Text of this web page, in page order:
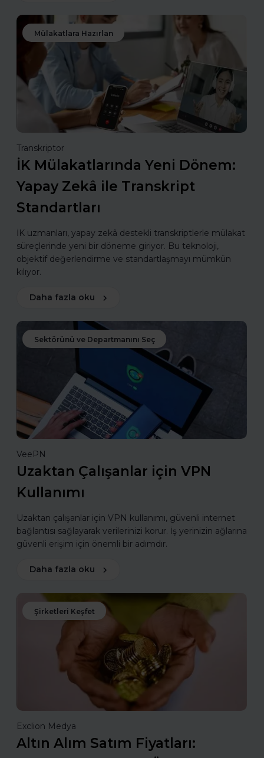
Mülakatlara Hazırlan
Transkriptor
İK Mülakatlarında Yeni Dönem:
Yapay Zekâ ile Transkript
Standartları
İK uzmanları, yapay zekâ destekli transkriptlerle mülakat
süreçlerinde yeni bir döneme giriyor. Bu teknoloji,
objektif değerlendirme ve standartlaşmayı mümkün
kılıyor.
Daha fazla oku
Sektörünü ve Departmanını Seç
VeePN
Uzaktan Çalışanlar için VPN
Kullanımı
Uzaktan çalışanlar için VPN kullanımı, güvenli internet
bağlantısı sağlayarak verilerinizi korur. İş yerinizin ağlarına
güvenli erişim için önemli bir adımdır.
Daha fazla oku
Şirketleri Keşfet
Exclion Medya
Altın Alım Satım Fiyatları: